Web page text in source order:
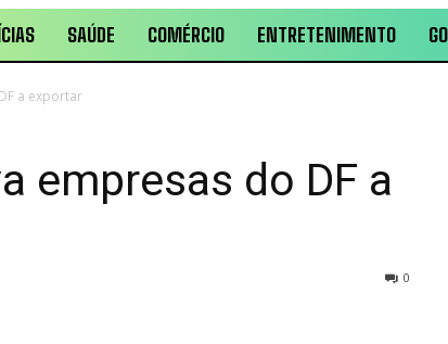
SAÚDE COMÉRCIO ENTRETENIMENTO
a exportar
empresas do DF a
0